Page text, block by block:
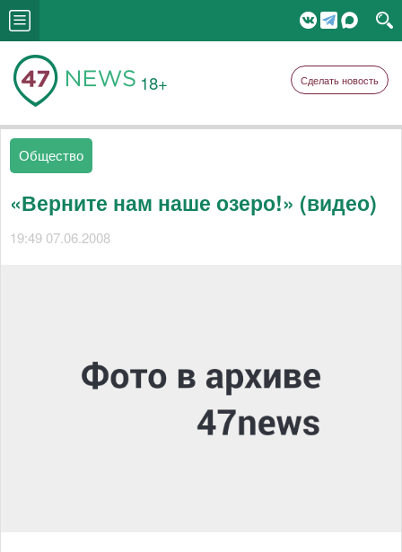
18+ Сделать новость
Общество
«Верните нам наше озеро!» (видео)
19:49 07.06.2008